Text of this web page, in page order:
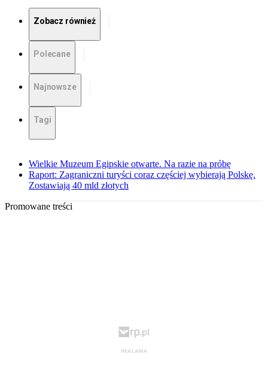
Zobacz również
Polecane
Najnowsze
Tagi
Wielkie Muzeum Egipskie otwarte. Na razie na próbę
Raport: Zagraniczni turyści coraz częściej wybierają Polskę.
Zostawiają 40 mld złotych
Promowane treści